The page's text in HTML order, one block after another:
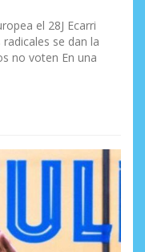
el 28J Ecarri
se dan la
no voten En una